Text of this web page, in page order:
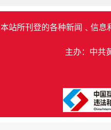
本站所刊登的各种新闻﹑信息
主办：中共